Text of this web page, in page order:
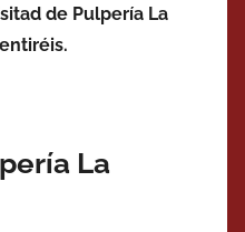
de Pulpería La
La